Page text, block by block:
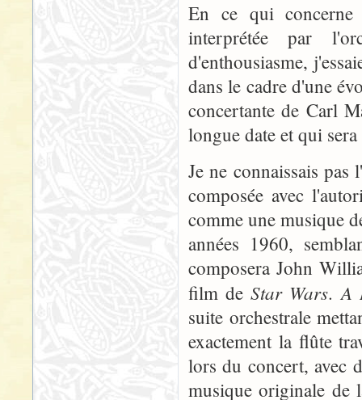
En ce qui
interprétée par
d'enthousiasme,
dans le cadre d'une
concertante de Carl
longue date et qui
Je ne connaissais
composée avec
comme une musique
années 1960,
composera John
film deStar Wars.A
suite orchestrale
exactement la flûte
lors du concert, avec
musique originale de